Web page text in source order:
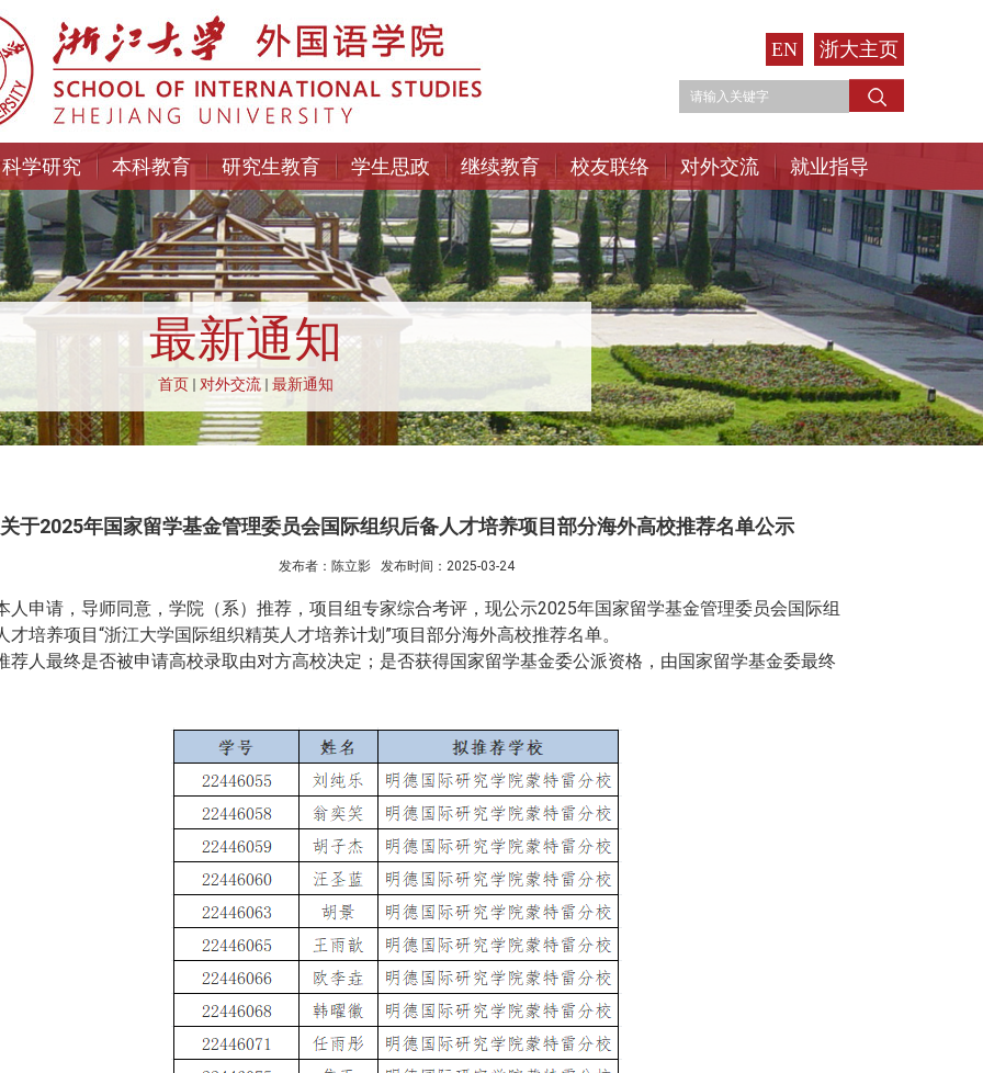
EN 浙大主页
科学研究 本科教育 研究生教育 学生思政 继续教育 校友联络 对外交流 就业指导
最新通知
首页 对外交流 最新通知
关于2025年国家留学基金管理委员会国际组织后备人才培养项目部分海外高校推荐名单公示
发布者：陈立影 发布时间：2025-03-24
人申请，导师同意，学院（系）推荐，项目组专家综合考评，现公示2025年国家留学基金管理委员会国际组
才培养项目“浙江大学国际组织精英人才培养计划”项目部分海外高校推荐名单。
荐人最终是否被申请高校录取由对方高校决定；是否获得国家留学基金委公派资格，由国家留学基金委最终